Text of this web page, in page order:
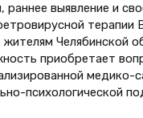
раннее выявление и
терапии
Челябинской
приобретает
медико-
психологической